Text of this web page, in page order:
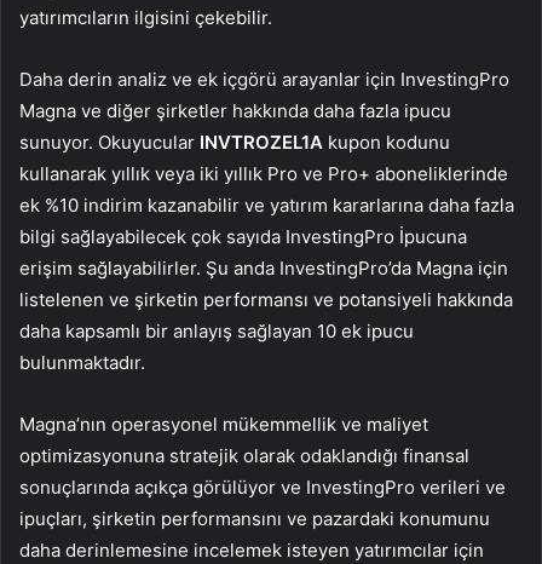
yatırımcıların ilgisini çekebilir.
Daha derin analiz ve ek içgörü arayanlar için InvestingPro
Magna ve diğer şirketler hakkında daha fazla ipucu
sunuyor. Okuyucular INVTROZEL1A kupon kodunu
kullanarak yıllık veya iki yıllık Pro ve Pro+ aboneliklerinde
ek %10 indirim kazanabilir ve yatırım kararlarına daha fazla
bilgi sağlayabilecek çok sayıda InvestingPro İpucuna
erişim sağlayabilirler. Şu anda InvestingPro’da Magna için
listelenen ve şirketin performansı ve potansiyeli hakkında
daha kapsamlı bir anlayış sağlayan 10 ek ipucu
bulunmaktadır.
Magna’nın operasyonel mükemmellik ve maliyet
optimizasyonuna stratejik olarak odaklandığı finansal
sonuçlarında açıkça görülüyor ve InvestingPro verileri ve
ipuçları, şirketin performansını ve pazardaki konumunu
daha derinlemesine incelemek isteyen yatırımcılar için